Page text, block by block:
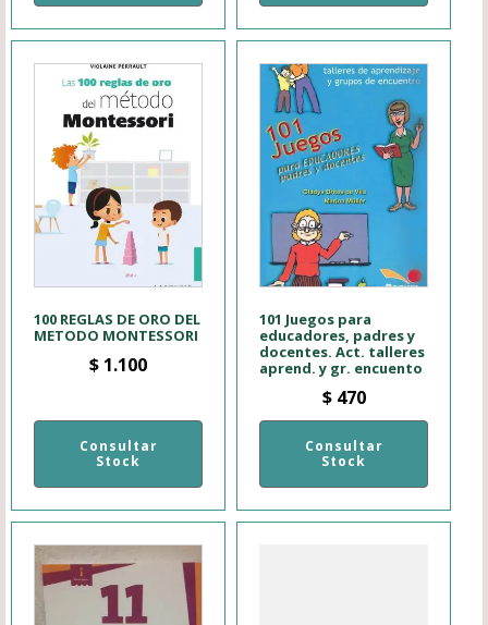
100 REGLAS DE ORO DEL
METODO MONTESSORI
$ 1.100
Consultar
Stock
101 Juegos para
educadores, padres y
docentes. Act. talleres
aprend. y gr. encuento
$470
Consultar
Stock